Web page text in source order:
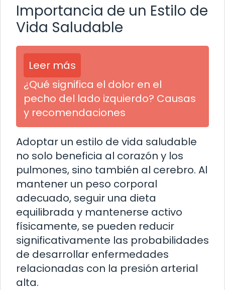
Importancia de un Estilo de
Vida Saludable
Leer más
¿Qué significa el dolor en el
pecho del lado izquierdo? Causas
y recomendaciones
Adoptar un estilo de vida saludable
no solo beneficia al corazón y los
pulmones, sino también al cerebro. Al
mantener un peso corporal
adecuado, seguir una dieta
equilibrada y mantenerse activo
físicamente, se pueden reducir
significativamente las probabilidades
de desarrollar enfermedades
relacionadas con la presión arterial
alta.